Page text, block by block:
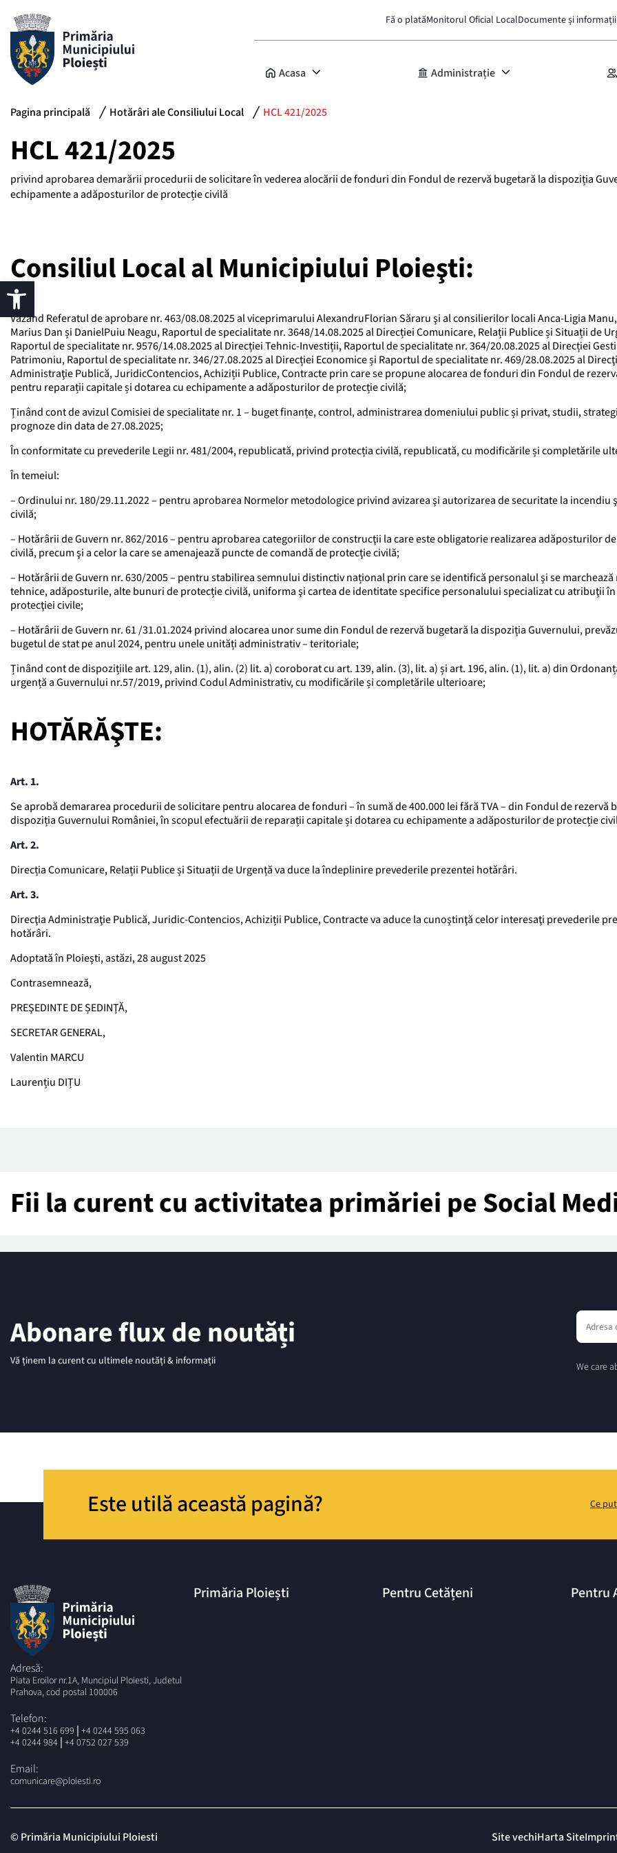
Fă o platăMonitorul Oficial LocalDocumente și
Acasa Administrație
Pagina principală Hotărâri ale Consiliului Local HCL 421/2025
HCL 421/2025
privind aprobarea demarării procedurii de solicitare în vederea alocării de fonduri din Fondul de rezervă bugetară la dispoziția
echipamente a adăposturilor de protecție civilă
Consiliul Local al Municipiului Ploieşti:
Văzând Referatul de aprobare nr. 463/08.08.2025 al viceprimarului AlexandruFlorian Săraru şi al consilierilor locali Anca-Ligia
Marius Dan și DanielPuiu Neagu, Raportul de specialitate nr. 3648/14.08.2025 al Direcției Comunicare, Relații Publice și Situații de
Raportul de specialitate nr. 9576/14.08.2025 al Direcției Tehnic-Investiții, Raportul de specialitate nr. 364/20.08.2025 al Direcției
Patrimoniu, Raportul de specialitate nr. 346/27.08.2025 al Direcției Economice și Raportul de specialitate nr. 469/28.08.2025 al
Administraţie Publică, JuridicContencios, Achiziții Publice, Contracte prin care se propune alocarea de fonduri din Fondul de
pentru reparații capitale și dotarea cu echipamente a adăposturilor de protecție civilă;
Ținând cont de avizul Comisiei de specialitate nr. 1 – buget finanțe, control, administrarea domeniului public și privat, studii,
prognoze din data de 27.08.2025;
În conformitate cu prevederile Legii nr. 481/2004, republicată, privind protecția civilă, republicată, cu modificările și completările
În temeiul:
– Ordinului nr. 180/29.11.2022 – pentru aprobarea Normelor metodologice privind avizarea şi autorizarea de securitate la incendiu
civilă;
– Hotărârii de Guvern nr. 862/2016 – pentru aprobarea categoriilor de construcţii la care este obligatorie realizarea adăposturilor
civilă, precum şi a celor la care se amenajează puncte de comandă de protecţie civilă;
– Hotărârii de Guvern nr. 630/2005 – pentru stabilirea semnului distinctiv național prin care se identifică personalul şi se
tehnice, adăposturile, alte bunuri de protecție civilă, uniforma şi cartea de identitate specifice personalului specializat cu atribuţii
protecţiei civile;
– Hotărârii de Guvern nr. 61 /31.01.2024 privind alocarea unor sume din Fondul de rezervă bugetară la dispoziția Guvernului,
bugetul de stat pe anul 2024, pentru unele unități administrativ – teritoriale;
Ținând cont de dispozițiile art. 129, alin. (1), alin. (2) lit. a) coroborat cu art. 139, alin. (3), lit. a) și art. 196, alin. (1), lit. a) din
urgență a Guvernului nr.57/2019, privind Codul Administrativ, cu modificările și completările ulterioare;
HOTĂRĂŞTE:
Art. 1.
Se aprobă demararea procedurii de solicitare pentru alocarea de fonduri – în sumă de 400.000 lei fără TVA – din Fondul de rezervă
dispoziția Guvernului României, în scopul efectuării de reparații capitale și dotarea cu echipamente a adăposturilor de protecție
Art. 2.
Direcția Comunicare, Relații Publice și Situații de Urgență va duce la îndeplinire prevederile prezentei hotǎrâri.
Art. 3.
Direcţia Administraţie Publică, Juridic-Contencios, Achiziții Publice, Contracte va aduce la cunoştinţă celor interesaţi prevederile
hotărâri.
Adoptată în Ploieşti, astăzi, 28 august 2025
Contrasemnează,
PREŞEDINTE DE ȘEDINŢĂ,
SECRETAR GENERAL,
Valentin MARCU
Laurențiu DIȚU
Fii la curent cu activitatea primăriei pe Social
Abonare flux de noutăți
Vă ținem la curent cu ultimele noutăți & informații We care
Este utilă această pagină? Ce
Adresă:
Piata Eroilor nr.1A, Muncipiul Ploiesti, Judetul
Prahova, cod postal 100006
Telefon:
+4 0244 516 699 | +4 0244 595 063
+4 0244 984 | +4 0752 027 539
Email:
comunicare@ploiesti.ro
Primăria Ploiești Pentru Cetățeni Pentru
© Primăria Municipiului Ploiesti Site vechiHarta Site